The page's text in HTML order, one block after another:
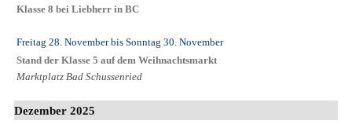
Klasse 8 bei Liebherr in BC
Freitag 28. Novemberbis Sonntag 30. November
Stand der Klasse 5 auf dem Weihnachtsmarkt
Marktplatz Bad Schussenried
Dezember 2025